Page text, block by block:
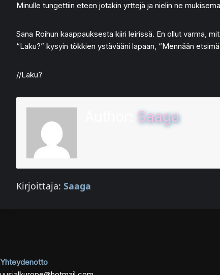
Minulle tungettiin eteen jotakin yrttejä ja nielin ne
Sana Roihun kaappauksesta kiiri leirissä. En ollut varma,
“Laku?” kysyin tökkien ystävääni lapaan, “Mennään
//Laku?
Saaga
Kirjoittaja: Saaga
Yhteydenotto